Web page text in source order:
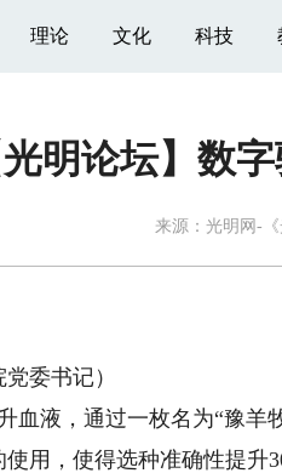
理论 文化 科技
光明论坛】数
来源： 光明网-《
委书记）
液，通过一枚名为“豫羊
用，使得选种准确性提升